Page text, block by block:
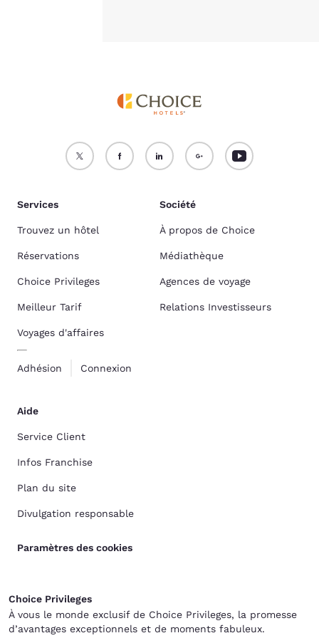
Services
Trouvez un hôtel
Réservations
Choice Privileges
Meilleur Tarif
Voyages d'affaires
Adhésion Connexion
Société
À propos de Choice
Médiathèque
Agences de voyage
Relations Investisseurs
Aide
Service Client
Infos Franchise
Plan du site
Divulgation responsable
Paramètres des cookies
Choice Privileges
À vous le monde exclusif de Choice Privileges, la promesse
d’avantages exceptionnels et de moments fabuleux.